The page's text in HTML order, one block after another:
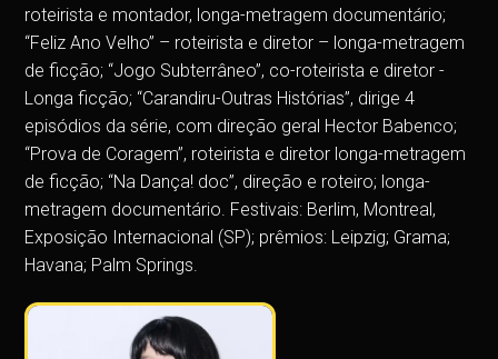
roteirista e montador, longa-metragem documentário;
“Feliz Ano Velho” – roteirista e diretor – longa-metragem
de ficção; “Jogo Subterrâneo”, co-roteirista e diretor -
Longa ficção; “Carandiru-Outras Histórias”, dirige 4
episódios da série, com direção geral Hector Babenco;
“Prova de Coragem”, roteirista e diretor longa-metragem
de ficção; “Na Dança! doc”, direção e roteiro; longa-
metragem documentário. Festivais: Berlim, Montreal,
Exposição Internacional (SP); prêmios: Leipzig; Grama;
Havana; Palm Springs.